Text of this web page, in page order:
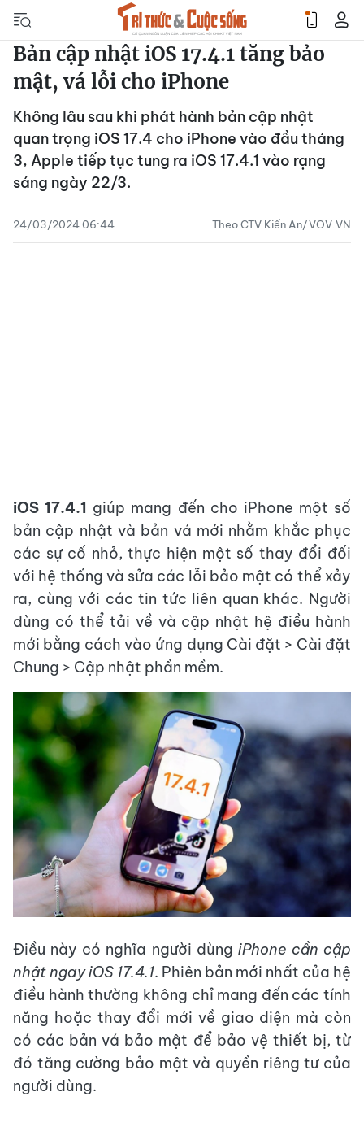
Bản cập nhật iOS 17.4.1 tăng bảo
mật, vá lỗi cho iPhone
Không lâu sau khi phát hành bản cập nhật
quan trọng iOS 17.4 cho iPhone vào đầu tháng
3, Apple tiếp tục tung ra iOS 17.4.1 vào rạng
sáng ngày 22/3.
24/03/2024 06:44 Theo CTV Kiến An/VOV.VN
iOS 17.4.1 giúp mang đến cho iPhone một số
bản cập nhật và bản vá mới nhằm khắc phục
các sự cố nhỏ, thực hiện một số thay đổi đối
với hệ thống và sửa các lỗi bảo mật có thể xảy
ra, cùng với các tin tức liên quan khác. Người
dùng có thể tải về và cập nhật hệ điều hành
mới bằng cách vào ứng dụng Cài đặt > Cài đặt
Chung > Cập nhật phần mềm.
Điều này có nghĩa người dùng iPhone cần cập
nhật ngay iOS 17.4.1. Phiên bản mới nhất của hệ
điều hành thường không chỉ mang đến các tính
năng hoặc thay đổi mới về giao diện mà còn
có các bản vá bảo mật để bảo vệ thiết bị, từ
đó tăng cường bảo mật và quyền riêng tư của
người dùng.